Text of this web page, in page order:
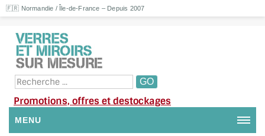
🇫🇷 Normandie / Île-de-France – Depuis 2007
Promotions, offres et destockages
MENU